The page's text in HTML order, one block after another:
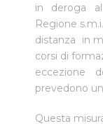
in deroga
Regione
distanza in
corsi di
eccezione
prevedono
Questa